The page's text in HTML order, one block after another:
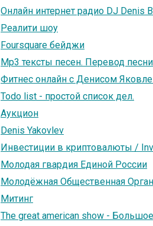
Онлайн интернет радио DJ Denis
Реалити шоу
Foursquare бейджи
Mp3 тексты песен. Перевод
Фитнес онлайн с Денисом
Todo list - простой список дел.
Аукцион
Denis Yakovlev
Инвестиции в криптовалюты /
Молодая гвардия Единой России
Молодёжная Общественная
Митинг
The great american show -